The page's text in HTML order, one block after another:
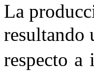
La
resultando
respecto